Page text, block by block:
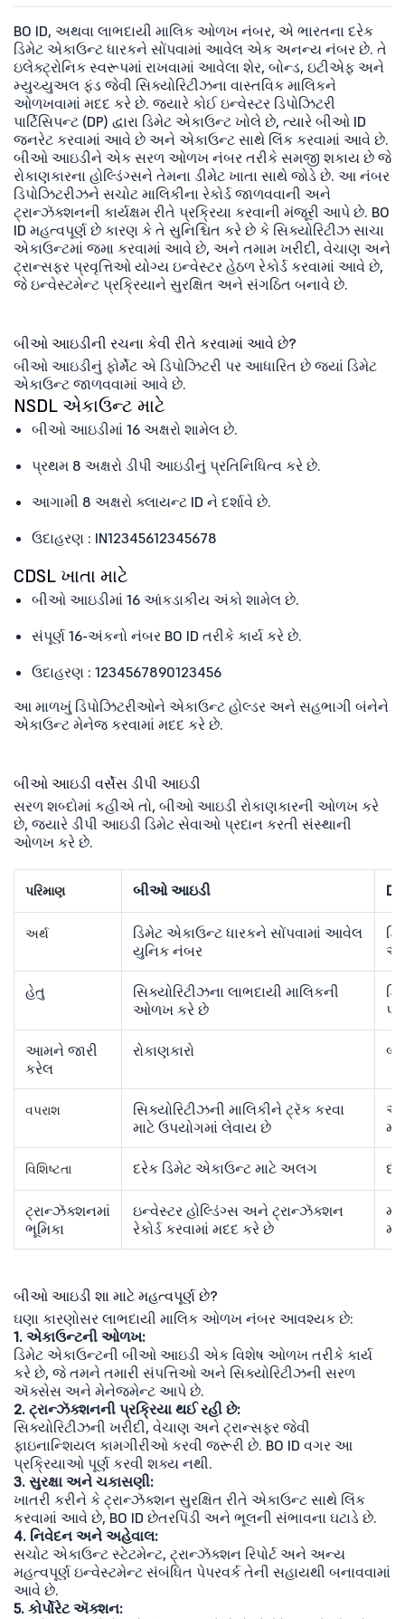
BO ID, અથવા લાભદાયી માલિક ઓળખ નંબર, એ ભારતના દરેક
ડિમેટ એકાઉન્ટ ધારકને સોંપવામાં આવેલ એક અનન્ય નંબર છે. તે
ઇલેક્ટ્રોનિક સ્વરૂપમાં રાખવામાં આવેલા શેર, બોન્ડ, ઇટીએફ અને
મ્યુચ્યુઅલ ફંડ જેવી સિક્યોરિટીઝના વાસ્તવિક માલિકને
ઓળખવામાં મદદ કરે છે. જ્યારે કોઈ ઇન્વેસ્ટર ડિપોઝિટરી
પાર્ટિસિપન્ટ (DP) દ્વારા ડિમેટ એકાઉન્ટ ખોલે છે, ત્યારે બીઓ ID
જનરેટ કરવામાં આવે છે અને એકાઉન્ટ સાથે લિંક કરવામાં આવે છે.
બીઓ આઇડીને એક સરળ ઓળખ નંબર તરીકે સમજી શકાય છે જે
રોકાણકારના હોલ્ડિંગ્સને તેમના ડીમેટ ખાતા સાથે જોડે છે. આ નંબર
ડિપોઝિટરીઝને સચોટ માલિકીના રેકોર્ડ જાળવવાની અને
ટ્રાન્ઝૅક્શનની કાર્યક્ષમ રીતે પ્રક્રિયા કરવાની મંજૂરી આપે છે. BO
ID મહત્વપૂર્ણ છે કારણ કે તે સુનિશ્ચિત કરે છે કે સિક્યોરિટીઝ સાચા
એકાઉન્ટમાં જમા કરવામાં આવે છે, અને તમામ ખરીદી, વેચાણ અને
ટ્રાન્સફર પ્રવૃત્તિઓ યોગ્ય ઇન્વેસ્ટર હેઠળ રેકોર્ડ કરવામાં આવે છે,
જે ઇન્વેસ્ટમેન્ટ પ્રક્રિયાને સુરક્ષિત અને સંગઠિત બનાવે છે.
બીઓ આઇડીની રચના કેવી રીતે કરવામાં આવે છે?
બીઓ આઇડીનું ફોર્મેટ એ ડિપોઝિટરી પર આધારિત છે જ્યાં ડિમેટ
એકાઉન્ટ જાળવવામાં આવે છે.
NSDL એકાઉન્ટ માટે
બીઓ આઇડીમાં 16 અક્ષરો શામેલ છે.
પ્રથમ 8 અક્ષરો ડીપી આઇડીનું પ્રતિનિધિત્વ કરે છે.
આગામી 8 અક્ષરો ક્લાયન્ટ ID ને દર્શાવે છે.
ઉદાહરણ : IN12345612345678
CDSL ખાતા માટે
બીઓ આઇડીમાં 16 આંકડાકીય અંકો શામેલ છે.
સંપૂર્ણ 16-અંકનો નંબર BO ID તરીકે કાર્ય કરે છે.
ઉદાહરણ : 1234567890123456
આ માળખું ડિપોઝિટરીઓને એકાઉન્ટ હોલ્ડર અને સહભાગી બંનેને
એકાઉન્ટ મેનેજ કરવામાં મદદ કરે છે.
બીઓ આઇડી વર્સેસ ડીપી આઇડી
સરળ શબ્દોમાં કહીએ તો, બીઓ આઇડી રોકાણકારની ઓળખ કરે
છે, જ્યારે ડીપી આઇડી ડિમેટ સેવાઓ પ્રદાન કરતી સંસ્થાની
ઓળખ કરે છે.
પરિમાણ બીઓ આઇડી
અર્થ
ડિમેટ એકાઉન્ટ ધારકને સોંપવામાં આવેલ
યુનિક નંબર
હેતુ
સિક્યોરિટીઝના લાભદાયી માલિકની
ઓળખ કરે છે
આમને જારી
કરેલ
રોકાણકારો
વપરાશ
સિક્યોરિટીઝની માલિકીને ટ્રૅક કરવા
માટે ઉપયોગમાં લેવાય છે
વિશિષ્ટતા દરેક ડિમેટ એકાઉન્ટ માટે અલગ
ટ્રાન્ઝૅક્શનમાં
ભૂમિકા
ઇન્વેસ્ટર હોલ્ડિંગ્સ અને ટ્રાન્ઝૅક્શન
રેકોર્ડ કરવામાં મદદ કરે છે
બીઓ આઇડી શા માટે મહત્વપૂર્ણ છે?
ઘણા કારણોસર લાભદાયી માલિક ઓળખ નંબર આવશ્યક છે:
1. એકાઉન્ટની ઓળખ:
ડિમેટ એકાઉન્ટની બીઓ આઇડી એક વિશેષ ઓળખ તરીકે કાર્ય
કરે છે, જે તમને તમારી સંપત્તિઓ અને સિક્યોરિટીઝની સરળ
ઍક્સેસ અને મેનેજમેન્ટ આપે છે.
2. ટ્રાન્ઝૅક્શનની પ્રક્રિયા થઈ રહી છે:
સિક્યોરિટીઝની ખરીદી, વેચાણ અને ટ્રાન્સફર જેવી
ફાઇનાન્શિયલ કામગીરીઓ કરવી જરૂરી છે. BO ID વગર આ
પ્રક્રિયાઓ પૂર્ણ કરવી શક્ય નથી.
3. સુરક્ષા અને ચકાસણી:
ખાતરી કરીને કે ટ્રાન્ઝૅક્શન સુરક્ષિત રીતે એકાઉન્ટ સાથે લિંક
કરવામાં આવે છે, BO ID છેતરપિંડી અને ભૂલની સંભાવના ઘટાડે છે.
4. નિવેદન અને અહેવાલ:
સચોટ એકાઉન્ટ સ્ટેટમેન્ટ, ટ્રાન્ઝૅક્શન રિપોર્ટ અને અન્ય
મહત્વપૂર્ણ ઇન્વેસ્ટમેન્ટ સંબંધિત પેપરવર્ક તેની સહાયથી બનાવવામાં
આવે છે.
5. કોર્પોરેટ ઍક્શન: